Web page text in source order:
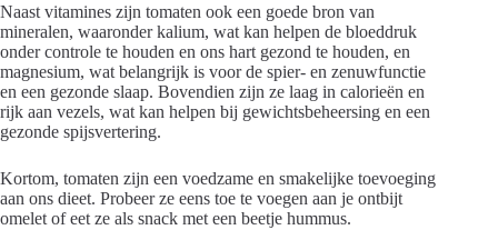
Naast vitamines zijn tomaten ook een goede bron van
mineralen, waaronder kalium, wat kan helpen de bloeddruk
onder controle te houden en ons hart gezond te houden, en
magnesium, wat belangrijk is voor de spier- en zenuwfunctie
en een gezonde slaap. Bovendien zijn ze laag in calorieën en
rijk aan vezels, wat kan helpen bij gewichtsbeheersing en een
gezonde spijsvertering.
Kortom, tomaten zijn een voedzame en smakelijke toevoeging
aan ons dieet. Probeer ze eens toe te voegen aan je ontbijt
omelet of eet ze als snack met een beetje hummus.